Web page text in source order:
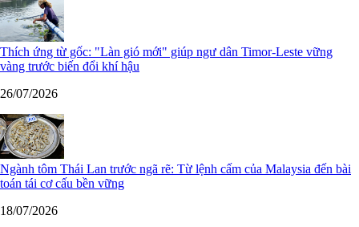
Thích ứng từ gốc: "Làn gió mới" giúp ngư dân Timor-Leste vững
vàng trước biến đổi khí hậu
26/07/2026
Ngành tôm Thái Lan trước ngã rẽ: Từ lệnh cấm của Malaysia đến bài
toán tái cơ cấu bền vững
18/07/2026